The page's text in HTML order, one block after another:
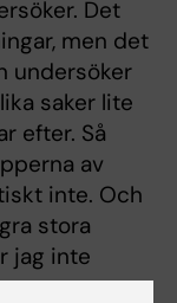
Det
men det
undersöker
saker lite
efter. Så
av
inte. Och
stora
jag inte